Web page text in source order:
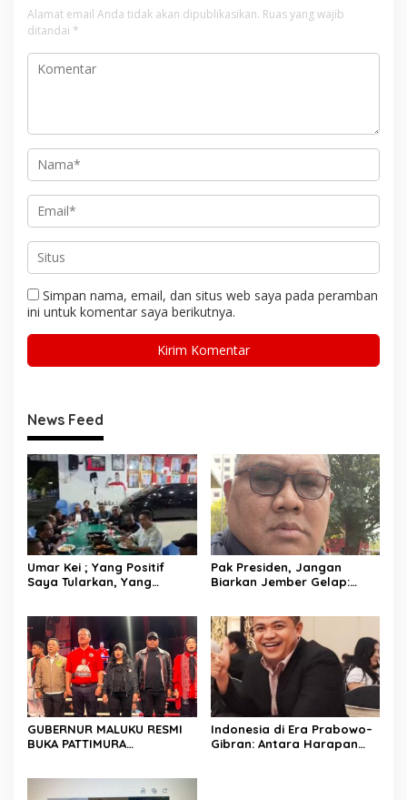
Alamat email Anda tidak akan dipublikasikan. Ruas yang wajib
ditandai *
Simpan nama, email, dan situs web saya pada peramban
ini untuk komentar saya berikutnya.
News Feed
Umar Kei ; Yang Positif
Saya Tularkan, Yang
Pak Presiden, Jangan
Biarkan Jember Gelap:
Jumbo Harus Diaudit
Maraton
GUBERNUR MALUKU RESMI
BUKA PATTIMURA
Indonesia di Era Prabowo–
Gibran: Antara Harapan